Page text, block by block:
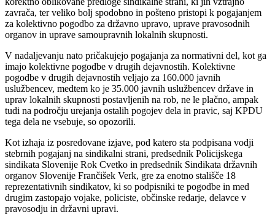
zavrača, ter veliko bolj spodobno in pošteno pristopi k pogajanjem
za kolektivno pogodbo za državno upravo, uprave pravosodnih
organov in uprave samoupravnih lokalnih skupnosti.
V nadaljevanju nato pričakujejo pogajanja za normativni del, kot ga
imajo kolektivne pogodbe v drugih dejavnostih. Kolektivne
pogodbe v drugih dejavnostih veljajo za 160.000 javnih
uslužbencev, medtem ko je 35.000 javnih uslužbencev države in
uprav lokalnih skupnosti postavljenih na rob, ne le plačno, ampak
tudi na področju urejanja ostalih pogojev dela in pravic, saj KPDU
tega dela ne vsebuje, so opozorili.
Kot izhaja iz posredovane izjave, pod katero sta podpisana vodji
stebrnih pogajanj na sindikalni strani, predsednik Policijskega
sindikata Slovenije Rok Cvetko in predsednik Sindikata državnih
organov Slovenije Frančišek Verk, gre za enotno stališče 18
reprezentativnih sindikatov, ki so podpisniki te pogodbe in med
drugim zastopajo vojake, policiste, občinske redarje, delavce v
pravosodju in državni upravi.